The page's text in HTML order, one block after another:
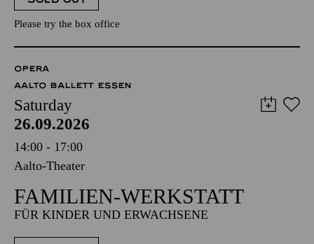
Please try the box office
OPERA
AALTO BALLETT ESSEN
Saturday
26.09.2026
14:00 - 17:00
Aalto-Theater
FAMILIEN-WERKSTATT
FÜR KINDER UND ERWACHSENE